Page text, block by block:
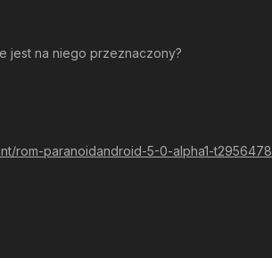
jest na niego przeznaczony?
rom-paranoidandroid-5-0-alpha1-t2956478